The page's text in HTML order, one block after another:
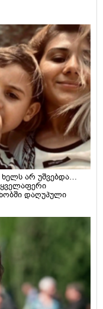
არ უშვებდა…
დაღუპული